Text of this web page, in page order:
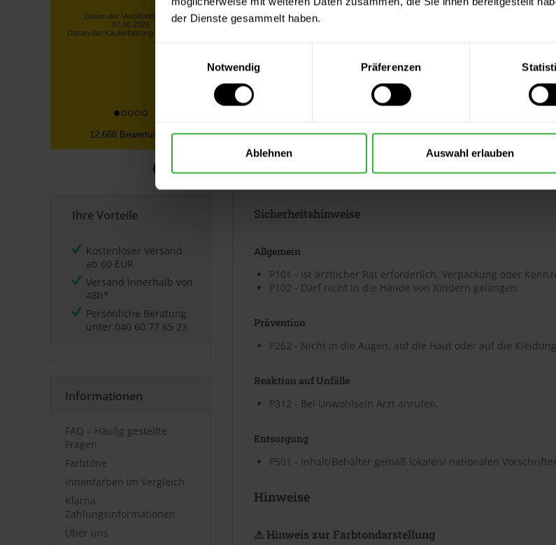
der Dienste gesammelt haben.
Notwendig
Präferenzen
Ablehnen Auswahl erlauben
kurze Lieferzeiten. Der Name
König ist gerechtfertigt.
Uwe B., Protzen
12,668 Bewertungen
Ihre Vorteile
Kostenloser Versand
ab 60 EUR
Versand innerhalb von
48h*
Persönliche Beratung
unter 040 60 77 65 23
Informationen
FAQ – Häufig gestellte
Fragen
Farbtöne
Innenfarben im Vergleich
Klarna
Zahlungsinformationen
Über uns
Datenblätter & Dokumente
Sicherheitsdatenblätter
Sicherheitsdatenblatt A (PDF)
⤓Technisches Merkblatt (PDF)
Kennzeichnungselemente
Sicherheitshinweise
Allgemein
P101 - Ist ärztlicher Rat erforderlich, Verpackung oder
P102 - Darf nicht in die Hände von Kindern gelangen.
Prävention
P262 - Nicht in die Augen, auf die Haut oder auf die
Reaktion auf Unfälle
P312 - Bei Unwohlsein Arzt anrufen.
Entsorgung
P501 - Inhalt/Behälter gemäß lokalen/ nationalen
Hinweise
⚠ Hinweis zur Farbtondarstellung